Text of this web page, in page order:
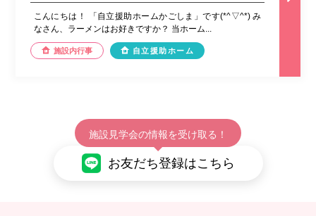
こんにちは！ 「自立援助ホームかごしま」です(*^▽^*) み
なさん、ラーメンはお好きですか？ 当ホーム...
施設内行事 自立援助ホーム
施設見学会の情報を受け取る！
お友だち登録はこちら